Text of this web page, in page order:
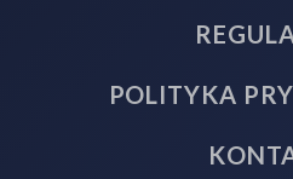
POLITYKA